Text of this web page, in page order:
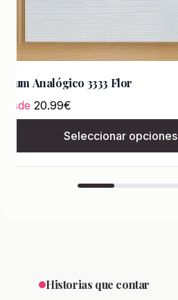
Analógico 3333 Flor
20.99€
Seleccionar opciones
Historias que contar